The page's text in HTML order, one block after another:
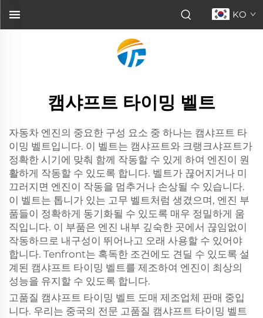
KO
캠샤프트 타이밍 벨트
자동차 엔진의 중요한 구성 요소 중 하나는 캠샤프트 타
이밍 벨트입니다. 이 벨트는 캠샤프트와 크랭크샤프트가
정확한 시기에 맞춰 함께 작동할 수 있게 하여 엔진이 원
활하게 작동할 수 있도록 합니다. 벨트가 끊어지거나 미
끄러지면 엔진이 작동을 멈추거나 손상될 수 있습니다.
이 벨트는 톱니가 있는 고무 벨트처럼 생겼으며, 엔진 부
품들이 정확하게 동기화될 수 있도록 매우 정밀하게 움
직입니다. 이 부품은 엔진 내부 깊숙한 곳에서 끊임없이
작동하므로 내구성이 뛰어나고 오래 사용할 수 있어야
합니다. Tenfront는 혹독한 조건에도 견딜 수 있도록 설
계된 캠샤프트 타이밍 벨트를 제조하여 엔진이 최상의
성능을 유지할 수 있도록 합니다.
고품질 캠샤프트 타이밍 벨트 도매 제조업체 판매 중입
니다. 우리는 중국의 전문 고품질 캠샤프트 타이밍 벨트